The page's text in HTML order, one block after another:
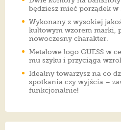
będziesz mieć porządek
Wykonany z wysokiej
kultowym wzorem marki,
nowoczesny charakter.
Metalowe logo GUESS w
mu szyku i przyciąga
Idealny towarzysz na co
spotkania czy wyjścia –
funkcjonalnie!